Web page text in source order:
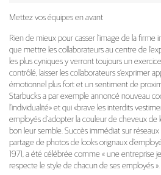
Mettez vos équipes en avant
Rien de mieux pour casser l’image de la
que mettre les collaborateurs au centre de
les plus cyniques y verront toujours un
contrôlé, laisser les collaborateurs s’exprimer
émotionnel plus fort et un sentiment de
Starbucks a par exemple annoncé nouveau
l’individualité» et qui «brave les interdits
employés d’adopter la couleur de cheveux
bon leur semble. Succès immédiat sur
partage de photos de looks orignaux
1971, a été célébrée comme « une entreprise
respecte le style de chacun de ses employés ».